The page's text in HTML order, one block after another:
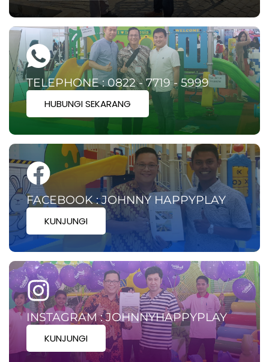
TELEPHONE : 0822 - 7719 - 5999
HUBUNGI SEKARANG
FACEBOOK : JOHNNY HAPPYPLAY
KUNJUNGI
INSTAGRAM : JOHNNYHAPPYPLAY
KUNJUNGI